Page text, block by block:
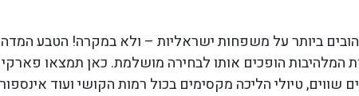
ביותר על משפחות ישראליות – ולא במקרה! הטבע
המלהיבות הופכים אותו לבחירה מושלמת. כאן תמצאו
טיולי הליכה מקסימים בכול רמות הקושי ועוד